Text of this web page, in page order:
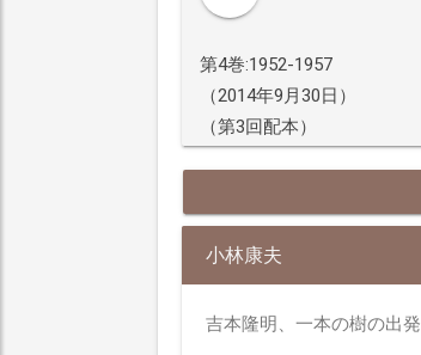
第4巻:1952-1957
（2014年9月30日）
（第3回配本）
小林康夫
吉本隆明、一本の樹の出発